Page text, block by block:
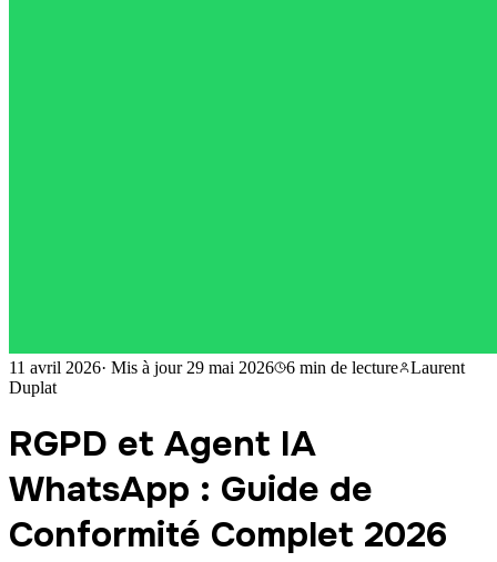
11 avril 2026· Mis à jour 29 mai 2026 6 min de lecture
Laurent
Duplat
RGPD et Agent IA
WhatsApp : Guide de
Conformité Complet 2026